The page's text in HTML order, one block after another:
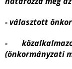
- választott
-
(önkormányzati